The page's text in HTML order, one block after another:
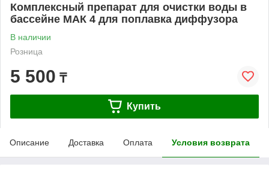
Комплексный препарат для очистки воды в
бассейне МАК 4 для поплавка диффузора
В наличии
Розница
5 500 ₸
Купить
Описание Доставка Оплата Условия возврата